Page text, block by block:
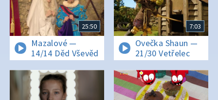
25:50
Mazalové —
14/14 Děd Vševěd
7:03
Ovečka Shaun —
21/30 Vetřelec